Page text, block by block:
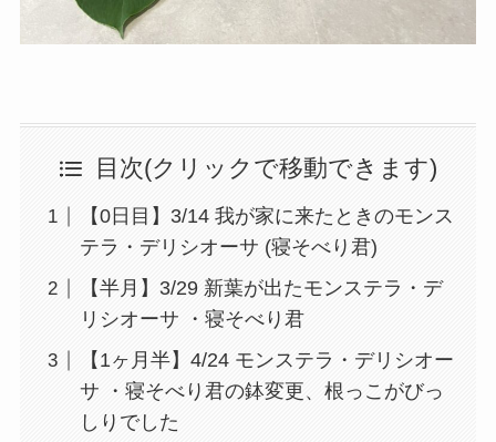
目次(クリックで移動できます)
【0日目】3/14 我が家に来たときのモンス
テラ・デリシオーサ (寝そべり君)
【半月】3/29 新葉が出たモンステラ・デ
リシオーサ ・寝そべり君
【1ヶ月半】4/24 モンステラ・デリシオー
サ ・寝そべり君の鉢変更、根っこがびっ
しりでした